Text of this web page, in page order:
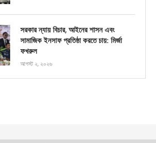
সরকার ন্যায় বিচার, আইনের শাসন এবং
সামাজিক ইনসাফ প্রতিষ্ঠা করতে চায়: মির্জা
ফখরুল
আগস্ট ২, ২০২৬